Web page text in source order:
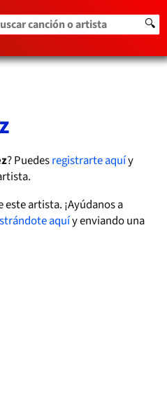
canción o artista 🔍
? Puedesregistrarte aquíy
artista. ¡Ayúdanos a
aquíy enviando una